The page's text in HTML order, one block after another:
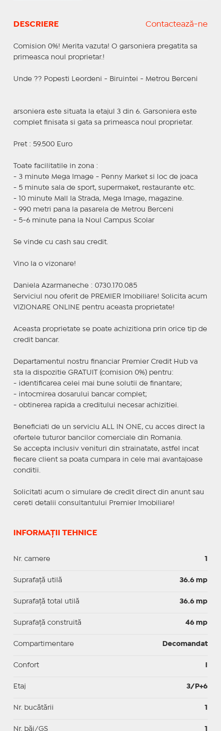
DESCRIERE Contactează-ne
Comision 0%! Merita vazuta! O garsoniera pregatita sa
primeasca noul proprietar.!
Unde ?? Popesti Leordeni - Biruintei - Metrou Berceni
arsoniera este situata la etajul 3 din 6. Garsoniera este
complet finisata si gata sa primeasca noul proprietar.
Pret : 59.500 Euro
Toate facilitatile in zona :
- 3 minute Mega Image - Penny Market si loc de joaca
- 5 minute sala de sport, supermaket, restaurante etc.
- 10 minute Mall la Strada, Mega Image, magazine.
- 990 metri pana la pasarela de Metrou Berceni
- 5-6 minute pana la Noul Campus Scolar
Se vinde cu cash sau credit.
Vino la o vizonare!
Daniela Azarmaneche : 0730.170.085
Serviciul nou oferit de PREMIER Imobiliare! Solicita acum
VIZIONARE ONLINE pentru aceasta proprietate!
Aceasta proprietate se poate achizitiona prin orice tip de
credit bancar.
Departamentul nostru financiar Premier Credit Hub va
sta la dispozitie GRATUIT (comision 0%) pentru:
- identificarea celei mai bune solutii de finantare;
- intocmirea dosarului bancar complet;
- obtinerea rapida a creditului necesar achizitiei.
Beneficiati de un serviciu ALL IN ONE, cu acces direct la
ofertele tuturor bancilor comerciale din Romania.
Se accepta inclusiv venituri din strainatate, astfel incat
fiecare client sa poata cumpara in cele mai avantajoase
conditii.
Solicitati acum o simulare de credit direct din anunt sau
cereti detalii consultantului Premier Imobiliare!
INFORMAȚII TEHNICE
Nr. camere 1
Suprafaţă utilă 36.6 mp
Suprafaţă total utilă 36.6 mp
Suprafaţă construită 46 mp
Compartimentare Decomandat
Confort
Etaj 3/P+6
Nr. bucătării 1
Nr. băi/GS 1